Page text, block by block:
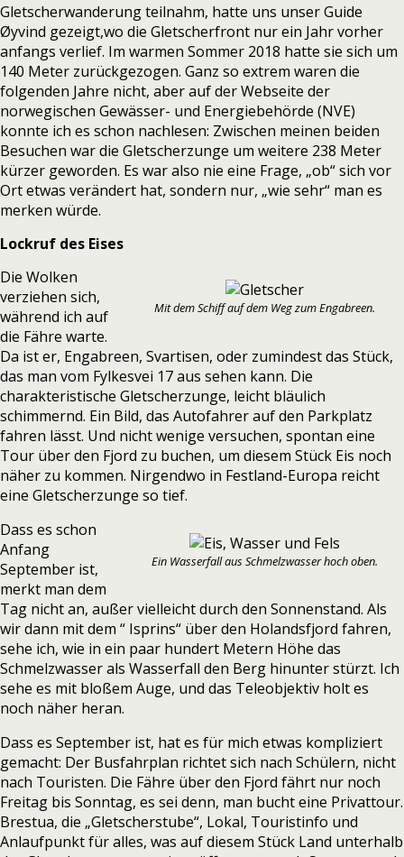
Gletscherwanderung teilnahm, hatte uns unser Guide
Øyvind gezeigt,wo die Gletscherfront nur ein Jahr vorher
anfangs verlief. Im warmen Sommer 2018 hatte sie sich um
140 Meter zurückgezogen. Ganz so extrem waren die
folgenden Jahre nicht, aber aufder Webseite der
norwegischen Gewässer- und Energiebehörde (NVE)
konnte ich es schon nachlesen: Zwischen meinen beiden
Besuchen war die Gletscherzunge um weitere 238 Meter
kürzer geworden. Es war also nie eine Frage, „ob“ sich vor
Ort etwas verändert hat, sondern nur, „wie sehr“ man es
merken würde.
Lockruf des Eises
Mit dem Schiff auf dem Weg zum Engabreen.
Die Wolken
verziehen sich,
während ich auf
die Fähre warte.
Da ist er, Engabreen, Svartisen, oder zumindest das Stück,
das man vom Fylkesvei 17 aus sehen kann. Die
charakteristische Gletscherzunge, leicht bläulich
schimmernd. Ein Bild, das Autofahrer auf den Parkplatz
fahren lässt. Und nicht wenige versuchen, spontan eine
Tour über den Fjord zu buchen, um diesem Stück Eis noch
näher zu kommen. Nirgendwo in Festland-Europa reicht
eine Gletscherzunge so tief.
Ein Wasserfall aus Schmelzwasser hoch oben.
Dass es schon
Anfang
September ist,
merkt man dem
Tag nicht an, außer vielleicht durch den Sonnenstand. Als
wir dann mit dem “ Isprins“ über den Holandsfjord fahren,
sehe ich, wie in ein paar hundert Metern Höhe das
Schmelzwasser als Wasserfall den Berg hinunter stürzt. Ich
sehe es mit bloßem Auge, und das Teleobjektiv holt es
noch näher heran.
Dass es September ist, hat es für mich etwas kompliziert
gemacht: Der Busfahrplan richtet sich nach Schülern, nicht
nach Touristen. Die Fähre über den Fjord fährt nur noch
Freitag bis Sonntag, es sei denn, man bucht eine Privattour.
Brestua, die „Gletscherstube“, Lokal, Touristinfo und
Anlaufpunkt für alles, was auf diesem Stück Land unterhalb